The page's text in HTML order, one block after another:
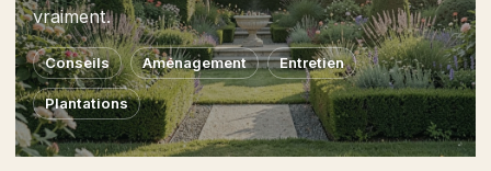
vraiment.
Conseils Aménagement Entretien
Plantations